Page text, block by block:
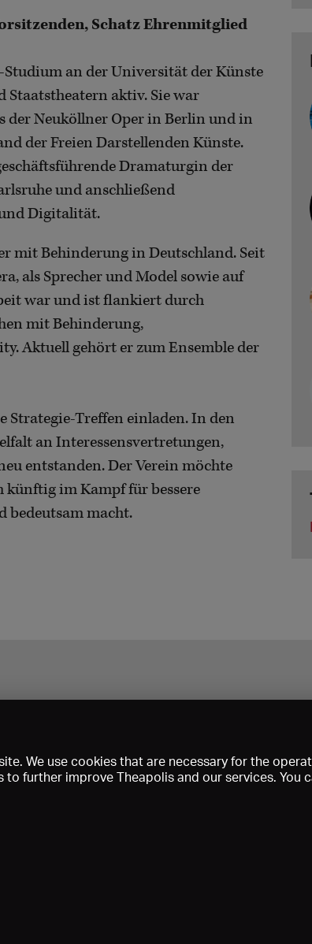
Schatz Ehrenmitglied
Studium an der Universität der Künste
Staatstheatern aktiv. Sie war
Neuköllner Oper in Berlin und in
der Freien Darstellenden Künste.
Dramaturgin der
und anschließend
Digitalität.
mit Behinderung in Deutschland. Seit
als Sprecher und Model sowie auf
war und ist flankiert durch
mit Behinderung,
Aktuell gehört er zum Ensemble der
Strategie-Treffen einladen. In den
an Interessensvertretungen,
entstanden. Der Verein möchte
künftig im Kampf für bessere
bedeutsam macht.
We use cookies that are necessary for the
further improve Theapolis and our services. You